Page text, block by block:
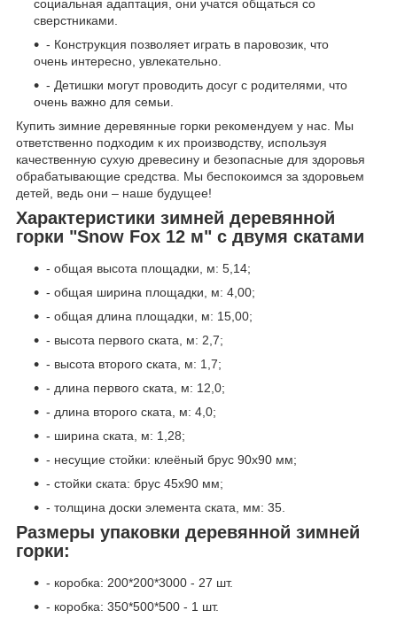
социальная адаптация, они учатся общаться со
сверстниками.
- Конструкция позволяет играть в паровозик, что
очень интересно, увлекательно.
- Детишки могут проводить досуг с родителями, что
очень важно для семьи.
Купить зимние деревянные горки рекомендуем у нас. Мы
ответственно подходим к их производству, используя
качественную сухую древесину и безопасные для здоровья
обрабатывающие средства. Мы беспокоимся за здоровьем
детей, ведь они – наше будущее!
Характеристики зимней деревянной
горки "Snow Fox 12 м" с двумя скатами
- общая высота площадки, м: 5,14;
- общая ширина площадки, м: 4,00;
- общая длина площадки, м: 15,00;
- высота первого ската, м: 2,7;
- высота второго ската, м: 1,7;
- длина первого ската, м: 12,0;
- длина второго ската, м: 4,0;
- ширина ската, м: 1,28;
- несущие стойки: клеёный брус 90х90 мм;
- стойки ската: брус 45х90 мм;
- толщина доски элемента ската, мм: 35.
Размеры упаковки деревянной зимней
горки:
- коробка: 200*200*3000 - 27 шт.
- коробка: 350*500*500 - 1 шт.